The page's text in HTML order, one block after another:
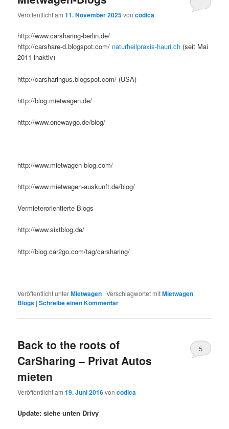
Veröffentlicht am11. November 2025voncodica
http://www.carsharing-berlin.de/
http://carshare-d.blogspot.com/ naturheilpraxis-hauri.ch (seit Mai
2011 inaktiv)
http://carsharingus.blogspot.com/ (USA)
http://blog.mietwagen.de/
http://www.onewaygo.de/blog/
http://www.mietwagen-blog.com/
http://www.mietwagen-auskunft.de/blog/
Vermieterorientierte Blogs
http://www.sixtblog.de/
http://blog.car2go.com/tag/carsharing/
Veröffentlicht unterMietwagen |Verschlagwortet mitMietwagen
Blogs |Schreibe einen Kommentar
Back to the roots of
CarSharing – Privat Autos
mieten
Veröffentlicht am19. Juni 2016voncodica
5
Update: siehe unten Drivy